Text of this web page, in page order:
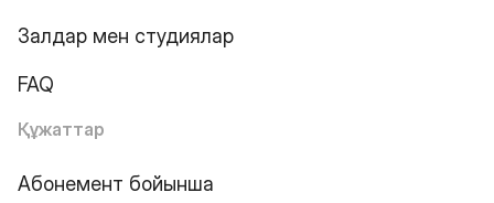
Залдар мен студиялар
FAQ
Құжаттар
Абонемент бойынша